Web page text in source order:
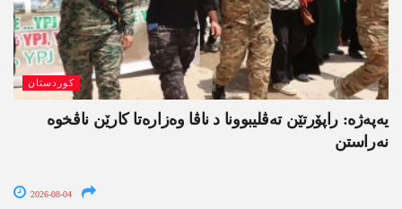
کوردستان
یەپەژە: راپۆرتێن تەڤلیبوونا د ناڤا وەزارەتا کارێن ناڤخوە
نەراستن
2026-08-04